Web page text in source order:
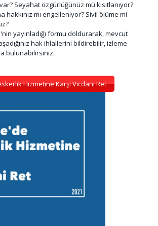
Seyahat özgürlüğünüz mü kısıtlanıyor?
hakkınız mı engelleniyor? Sivil ölüme mi
yayınladığı formu doldurarak, mevcut
hak ihlallerini bildirebilir, izleme
bulunabilirsiniz.
Hizmetine Karşı Vicdani Ret